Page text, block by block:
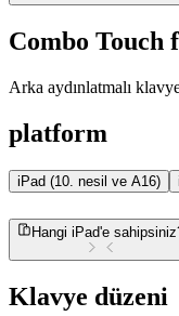
Combo Touch
Arka aydınlatmalı
platform
iPad (10. nesil ve A16)
Hangi iPad'e
Klavye düzeni